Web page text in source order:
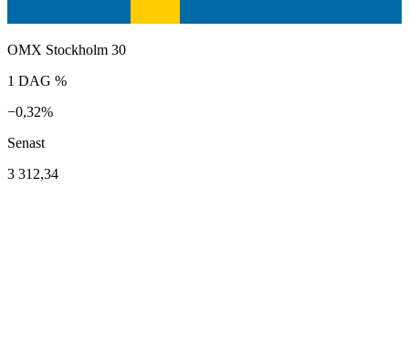
OMX Stockholm 30
1 DAG %
−0,32%
Senast
3 312,34